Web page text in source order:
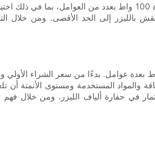
في الختام، تتأثر تكلفة تشغيل ماكينة نقش ألياف الليزر
بالليزر إلى الحد الأقصى. ومن خلال
تتأثر تكلفة آلة نقش الألياف بالليزر بقدرة 100 واط
والمواد المستخدمة ومستوى الأتمتة أن
في حفارة ألياف الليزر. ومن خلال فهم